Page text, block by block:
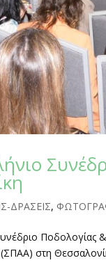
ΔΡΑΣΕΙΣ,
Ποδολογίας
στη